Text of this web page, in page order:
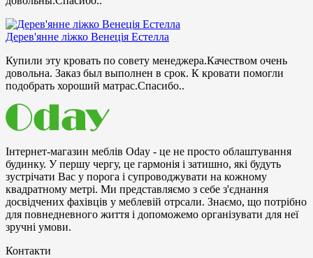
Дерев'янне ліжко Венеція Естелла
Купили эту кровать по совету менеджера.Качеством очень
довольна. Заказ был выполнен в срок. К кровати помогли
подобрать хороший матрас.Спасибо..
Інтернет-магазин меблів Oday - це не просто облаштування
будинку. У першу чергу, це гармонія і затишно, які будуть
зустрічати Bac у порога і супроводжувати на кожному
квадратному метрі. Ми представляємо з себе з'єднання
досвідчених фахівців у меблевій отрсали. Знаємо, що потрібно
для повнедневного життя і допоможемо організувати для неї
зручні умови.
Контакти